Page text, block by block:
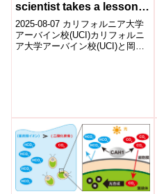
scientist takes a lesson
from ultrahard, wear-
resistant mollusk teeth)
2025-08-07 カリフォルニア大学
アーバイン校(UCI)カリフォルニ
ア大学アーバイン校(UCI)と岡山